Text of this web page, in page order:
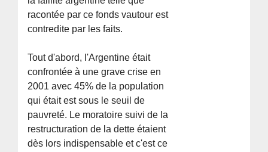
racontée par ce fonds vautour est
contredite par les faits.
Tout d'abord, l'Argentine était
confrontée à une grave crise en
2001 avec 45% de la population
qui était est sous le seuil de
pauvreté. Le moratoire suivi de la
restructuration de la dette étaient
dès lors indispensable et c'est ce